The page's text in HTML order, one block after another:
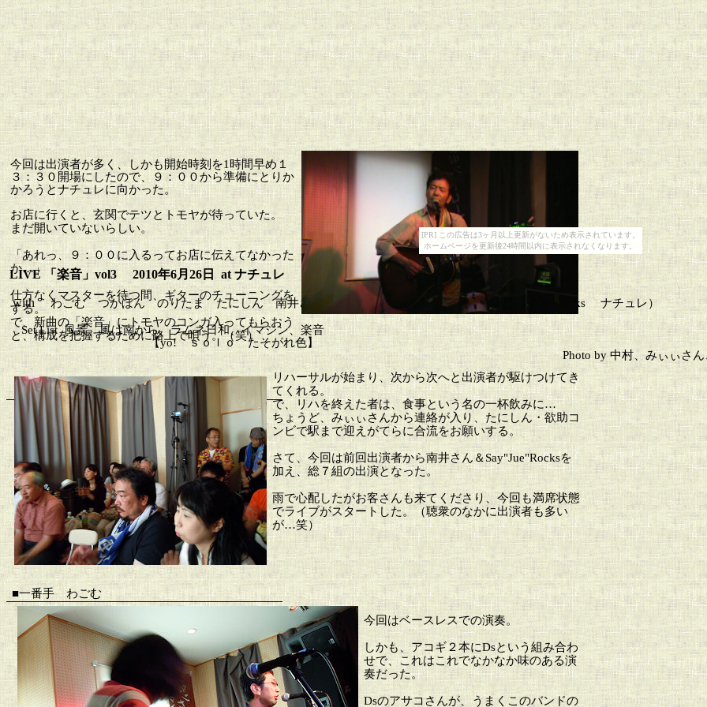
[PR] この広告は3ヶ月以上更新がないため表示されています。
ホームページを更新後24時間以内に表示されなくなります。
LIVE 「楽音」vol3 2010年6月26日 at ナチュレ
with わごむ つかぼん のりたま たにしん 南井さん＆Say"Jue"Rocks 欲助 （special thanks ナチュレ）
Set List 風景、風は南から、ラムネ日和、イマジン、楽音
【yo! ｓｏｌｏ たそがれ色】
Photo by 中村、みぃぃさん、Ｍａｓａｙ
今回は出演者が多く、しかも開始時刻を1時間早め１
３：３０開場にしたので、９：００から準備にとりか
かろうとナチュレに向かった。
お店に行くと、玄関でテツとトモヤが待っていた。
まだ開いていないらしい。
「あれっ、９：００に入るってお店に伝えてなかった
か…」
仕方なくマスターを待つ間、ギターのチューニングを
する。
で、新曲の「楽音」にトモヤのコンガ入ってもらおう
と、構成を把握するために路上で唄う。（笑）
リハーサルが始まり、次から次へと出演者が駆けつけてき
てくれる。
で、リハを終えた者は、食事という名の一杯飲みに…
ちょうど、みぃぃさんから連絡が入り、たにしん・欲助コ
ンビで駅まで迎えがてらに合流をお願いする。
さて、今回は前回出演者から南井さん＆Say"Jue"Rocksを
加え 、総７組の出演となった。
雨で心配したがお客さんも来てくださり、今回も満席状態
でライブがスタートした。（聴衆のなかに出演者も多い
が…笑）
■一番手 わごむ
今回はベースレスでの演奏。
しかも、アコギ２本にDsという組み合わ
せで、これはこれでなかなか味のある演
奏だった。
Dsのアサコさんが、うまくこのバンドの